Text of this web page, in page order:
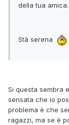
della tua
Stà serena
Si questa sembra
sensata che io
problema è che
ragazzi, ma se è